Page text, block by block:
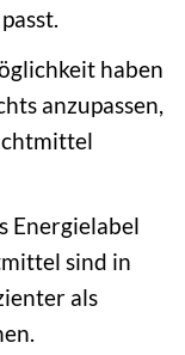
haben
anzupassen,
Energielabel
sind in
als